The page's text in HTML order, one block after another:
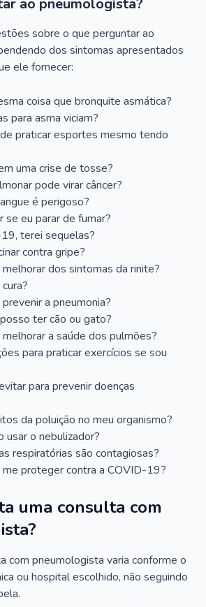
ao pneumologista?
sobre o que perguntar ao
dos sintomas apresentados
ele fornecer:
coisa que bronquite asmática?
para asma viciam?
praticar esportes mesmo tendo
uma crise de tosse?
pode virar câncer?
é perigoso?
se eu parar de fumar?
terei sequelas?
contra gripe?
dos sintomas da rinite?
a pneumonia?
ter cão ou gato?
a saúde dos pulmões?
para praticar exercícios se sou
para prevenir doenças
da poluição no meu organismo?
usar o nebulizador?
respiratórias são contagiosas?
proteger contra a COVID-19?
uma consulta com
com pneumologista varia conforme o
ou hospital escolhido, não seguindo